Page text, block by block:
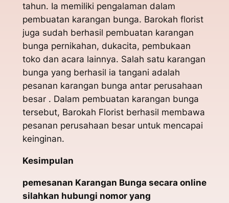
tahun. Ia memiliki pengalaman dalam
pembuatan karangan bunga. Barokah florist
juga sudah berhasil pembuatan karangan
bunga pernikahan, dukacita, pembukaan
toko dan acara lainnya. Salah satu karangan
bunga yang berhasil ia tangani adalah
pesanan karangan bunga antar perusahaan
besar . Dalam pembuatan karangan bunga
tersebut, Barokah Florist berhasil membawa
pesanan perusahaan besar untuk mencapai
keinginan.
Kesimpulan
pemesanan Karangan Bunga secara online
silahkan hubungi nomor yang